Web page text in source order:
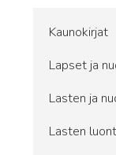
Kaunokirjat
Lapset ja
Lasten ja
Lasten